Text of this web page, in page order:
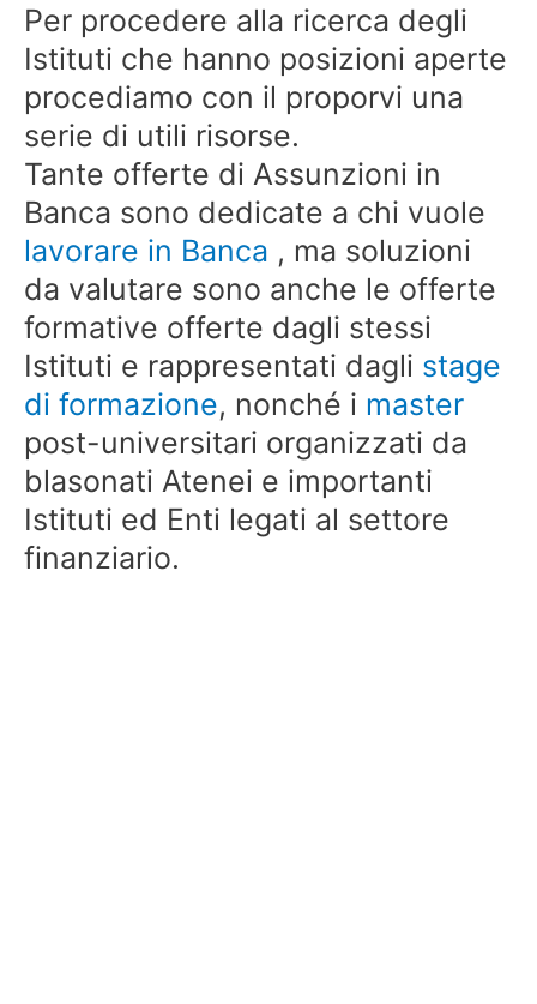
Per procedere alla ricerca degli
Istituti che hanno posizioni aperte
procediamo con il proporvi una
serie di utili risorse.
Tante offerte di Assunzioni in
Banca sono dedicate a chi vuole
lavorare in Banca , ma soluzioni
da valutare sono anche le offerte
formative offerte dagli stessi
Istituti e rappresentati dagli stage
di formazione, nonché i master
post-universitari organizzati da
blasonati Atenei e importanti
Istituti ed Enti legati al settore
finanziario.